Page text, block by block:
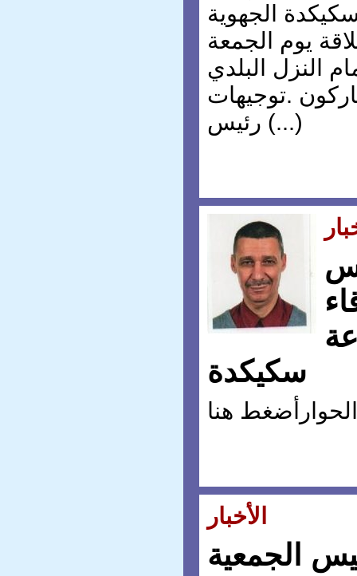
يوم الجمعة
من أمام النزل البلدي
.توجيهات
رئيس (...)
سكيكدة
الأخبار
الجمعية